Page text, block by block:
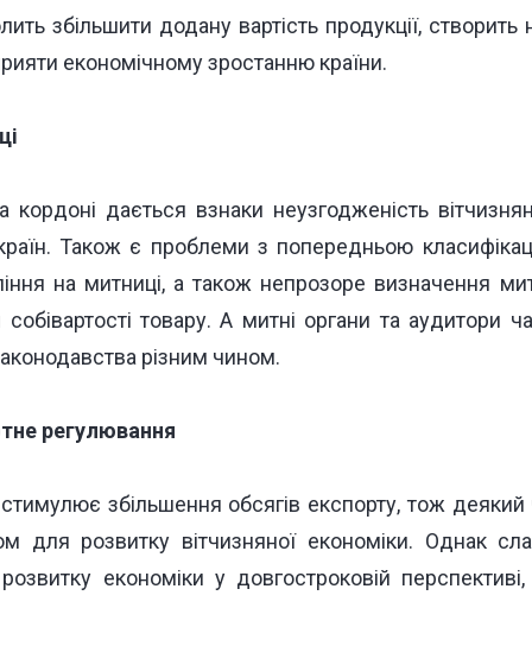
збільшити додану вартість продукції, створить
економічному зростанню країни.
дається взнаки неузгодженість
Також є проблеми з попередньою
на митниці, а також непрозоре визначення
товару. А митні органи та аудитори
різним чином.
регулювання
збільшення обсягів експорту, тож деякий
для розвитку вітчизняної економіки. Однак
економіки у довгостроковій